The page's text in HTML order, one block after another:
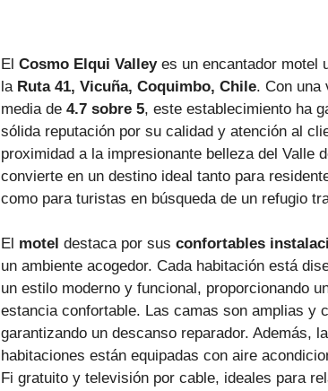
El Cosmo Elqui Valleyes un encantador motel
la Ruta 41, Vicuña, Coquimbo, Chile. Con una
media de 4.7 sobre 5, este establecimiento ha
sólida reputación por su calidad y atención al
proximidad a la impresionante belleza del Valle
convierte en un destino ideal tanto para
como para turistas en búsqueda de un refugio
El motel destaca por sus confortables
un ambiente acogedor. Cada habitación está
un estilo moderno y funcional, proporcionando
estancia confortable. Las camas son amplias y
garantizando un descanso reparador. Además,
habitaciones están equipadas con aire
Fi gratuito y televisión por cable, ideales para